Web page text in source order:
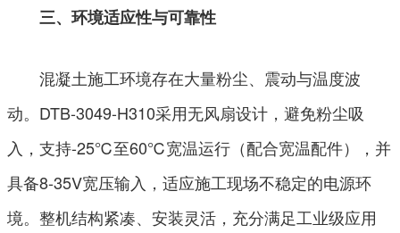
三、环境适应性与可靠性
混凝土施工环境存在大量粉尘、震动与温度波
动。DTB-3049-H310采用无风扇设计，避免粉尘吸
入，支持-25℃至60℃宽温运行（配合宽温配件），并
具备8-35V宽压输入，适应施工现场不稳定的电源环
境。整机结构紧凑、安装灵活，充分满足工业级应用